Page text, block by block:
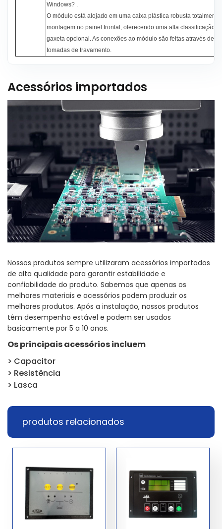
Windows? .
O módulo está alojado em uma caixa plástica robusta
montagem no painel frontal, oferecendo uma alta classificação
gaxeta opcional. As conexões ao módulo são feitas através de
tomadas de travamento.
Acessórios importados
Nossos produtos sempre utilizaram acessórios importados
de alta qualidade para garantir estabilidade e
confiabilidade do produto. Sabemos que apenas os
melhores materiais e acessórios podem produzir os
melhores produtos. Após a instalação, nossos produtos
têm desempenho estável e podem ser usados
basicamente por 5 a 10 anos.
Os principais acessórios incluem
> Capacitor
> Resistência
> Lasca
produtos relacionados